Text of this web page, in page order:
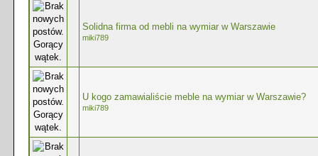
Solidna firma od mebli na wymiar w Warszawie
miki789
U kogo zamawialiście meble na wymiar w Warszawie?
miki789